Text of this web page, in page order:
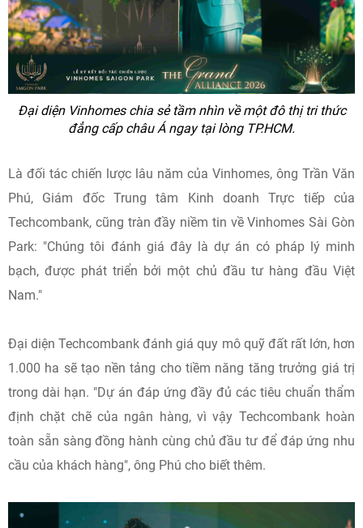
Đại diện Vinhomes chia sẻ tầm nhìn về một đô thị tri thức
đẳng cấp châu Á ngay tại lòng TP.HCM.
Là đối tác chiến lược lâu năm của Vinhomes, ông Trần Văn
Phú, Giám đốc Trung tâm Kinh doanh Trực tiếp của
Techcombank, cũng tràn đầy niềm tin về Vinhomes Sài Gòn
Park: "Chúng tôi đánh giá đây là dự án có pháp lý minh
bạch, được phát triển bởi một chủ đầu tư hàng đầu Việt
Nam."
Đại diện Techcombank đánh giá quy mô quỹ đất rất lớn, hơn
1.000 ha sẽ tạo nền tảng cho tiềm năng tăng trưởng giá trị
trong dài hạn. "Dự án đáp ứng đầy đủ các tiêu chuẩn thẩm
định chặt chẽ của ngân hàng, vì vậy Techcombank hoàn
toàn sẵn sàng đồng hành cùng chủ đầu tư để đáp ứng nhu
cầu của khách hàng", ông Phú cho biết thêm.